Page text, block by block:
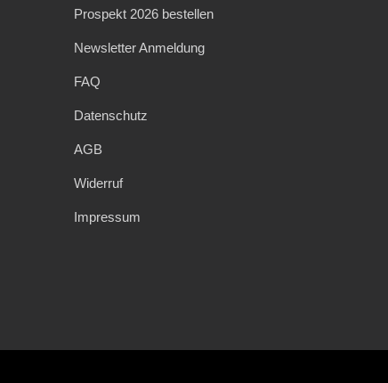
Prospekt 2026 bestellen
Newsletter Anmeldung
FAQ
Datenschutz
AGB
Widerruf
Impressum